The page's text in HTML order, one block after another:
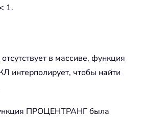
1.
в массиве, функция
чтобы найти
ПРОЦЕНТРАНГ была